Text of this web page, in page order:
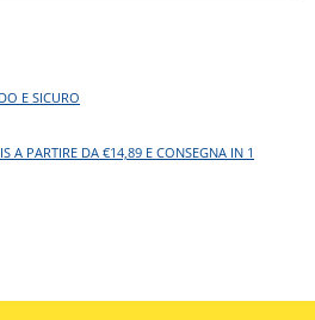
E SICURO
A PARTIRE DA €14,89 E CONSEGNA IN 1